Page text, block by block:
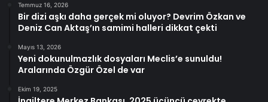
Temmuz 16, 2026
Bir dizi aşkı daha gerçek mi oluyor? Devrim Özkan ve
Deniz Can Aktaş’ın samimi halleri dikkat çekti
Mayıs 13, 2026
Yeni dokunulmazlık dosyaları Meclis’e sunuldu!
Aralarında Özgür Özel de var
Ekim 19, 2025